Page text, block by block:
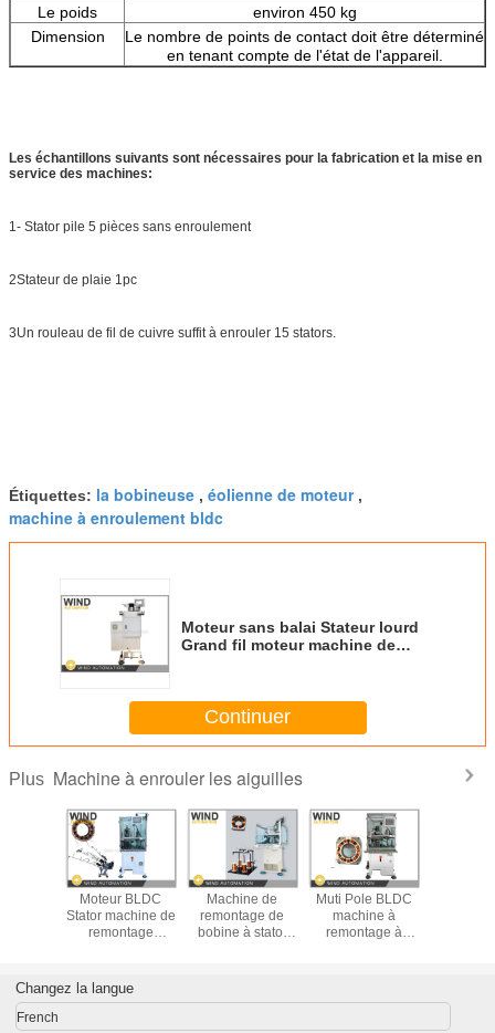
Le poids
environ 450 kg
Dimension
Le nombre de points de contact doit être déterminé
en tenant compte de l'état de l'appareil.
Les échantillons suivants sont nécessaires pour la fabrication et la mise en
service des machines:
1- Stator pile 5 pièces sans enroulement
2Stateur de plaie 1pc
3Un rouleau de fil de cuivre suffit à enrouler 15 stators.
Étiquettes: la bobineuse , éolienne de moteur,
machine à enroulement bldc
Moteur sans balai Stateur lourd
Grand fil moteur machine de
Continuer
Plus Machine à enrouler les aiguilles
Moteur BLDC
Stator machine de
remontage
400PRM en fente
rapide
Machine de
remontage de
bobine à stator
1A-TSM
Muti Pole BLDC
machine à
remontage à
remontage
de
Changez la langue
French